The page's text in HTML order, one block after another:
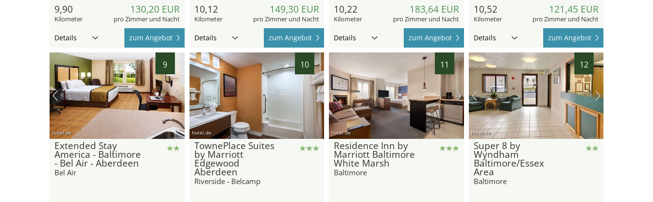
9,90
Kilometer
130,20 EUR
pro Zimmer und Nacht
Details zum Angebot
10,12
Kilometer
149,30 EUR
pro Zimmer und Nacht
Details zum Angebot
10,22
Kilometer
183,64 EUR
pro Zimmer und Nacht
Details zum Angebot
10,52
Kilometer
121,45 EUR
pro Zimmer und Nacht
Details zum Angebot
9
hotel.de
Extended Stay
America - Baltimore
- Bel Air - Aberdeen
Bel Air
10
hotel.de
TownePlace Suites
by Marriott
Edgewood
Aberdeen
Riverside - Belcamp
11
hotel.de
Residence Inn by
Marriott Baltimore
White Marsh
Baltimore
12
hotel.de
Super 8 by
Wyndham
Baltimore/Essex
Area
Baltimore